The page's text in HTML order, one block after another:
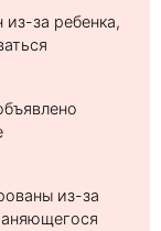
за ребенка,
из-за